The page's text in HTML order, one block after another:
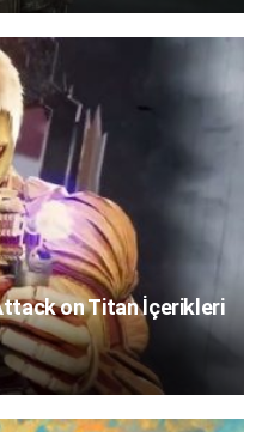
on Titan İçerikleri